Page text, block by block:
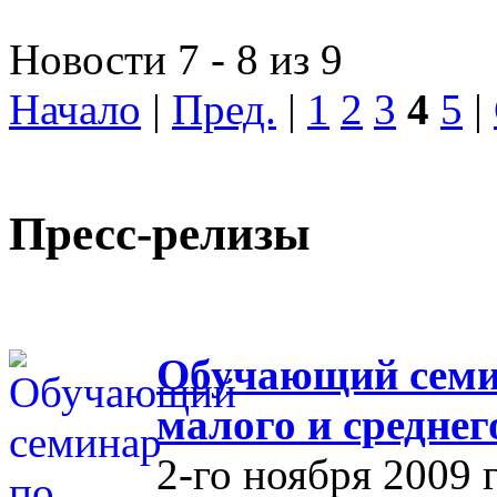
Новости 7 - 8 из 9
Начало | Пред. | 1 2 3 4 5 |
Пресс-релизы
Обучающий
малого и
2-го ноября 2009